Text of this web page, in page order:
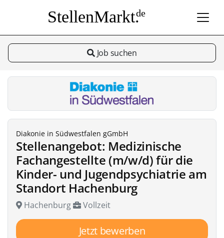
StellenMarkt.de
Job suchen
Diakonie in Südwestfalen gGmbH
Stellenangebot: Medizinische
Fachangestellte (m/w/d) für die
Kinder- und Jugendpsychiatrie am
Standort Hachenburg
Hachenburg Vollzeit
Jetzt bewerben